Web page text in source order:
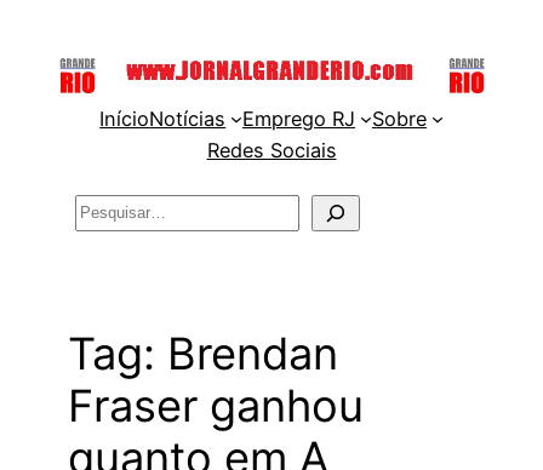
InícioNotícias Emprego RJ
Sobre
Redes Sociais
Pesquisar
Tag: Brendan
Fraser ganhou
quanto em A